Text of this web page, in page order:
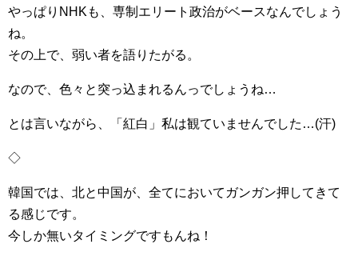
やっぱりNHKも、専制エリート政治がベースなんでしょう
ね。
その上で、弱い者を語りたがる。
なので、色々と突っ込まれるんっでしょうね…
とは言いながら、「紅白」私は観ていませんでした…(汗)
◇
韓国では、北と中国が、全てにおいてガンガン押してきて
る感じです。
今しか無いタイミングですもんね！